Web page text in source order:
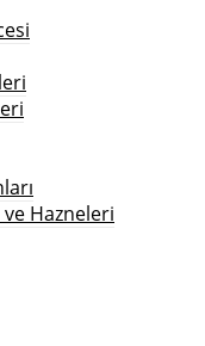
Hazneleri